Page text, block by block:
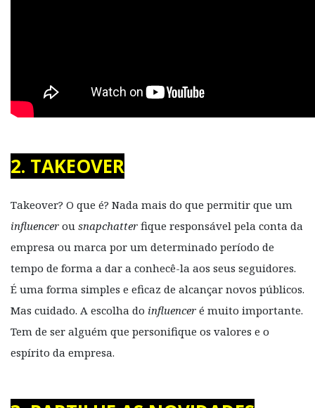
2. TAKEOVER
Takeover? O que é? Nada mais do que permitir que um
influencer ou snapchatter fique responsável pela conta da
empresa ou marca por um determinado período de
tempo de forma a dar a conhecê-la aos seus seguidores.
É uma forma simples e eficaz de alcançar novos públicos.
Mas cuidado. A escolha do influencer é muito importante.
Tem de ser alguém que personifique os valores e o
espírito da empresa.